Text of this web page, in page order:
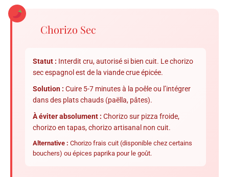
Chorizo Sec
Statut : Interdit cru, autorisé si bien cuit. Le chorizo
sec espagnol est de la viande crue épicée.
Solution : Cuire 5-7 minutes à la poêle ou l’intégrer
dans des plats chauds (paëlla, pâtes).
À éviter absolument : Chorizo sur pizza froide,
chorizo en tapas, chorizo artisanal non cuit.
Alternative : Chorizo frais cuit (disponible chez certains
bouchers) ou épices paprika pour le goût.